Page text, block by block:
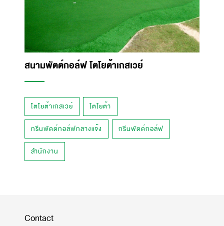
สนามพัตต์กอล์ฟ โตโยต้าเกสเวย์
โตโยต้าเกสเวย์ โตโยต้า
กรีนพัตต์กอล์ฟกลางแจ้ง กรีนพัตต์กอล์ฟ
สำนักงาน
Contact